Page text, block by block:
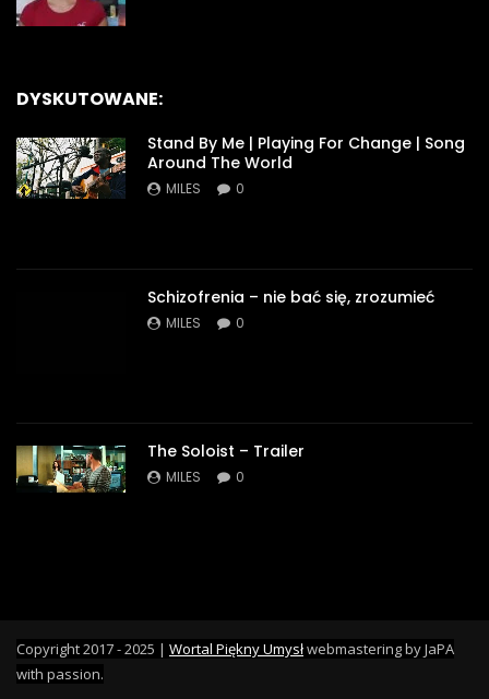
DYSKUTOWANE:
Stand By Me | Playing For Change | Song
Around The World
MILES 0
Schizofrenia – nie bać się, zrozumieć
MILES 0
The Soloist – Trailer
MILES 0
Copyright 2017 - 2025 | Wortal Piękny Umysłwebmastering by JaPA
with passion.